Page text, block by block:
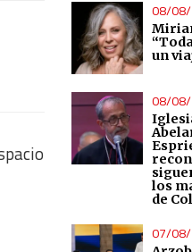
08/
un
08/
los
de
07/